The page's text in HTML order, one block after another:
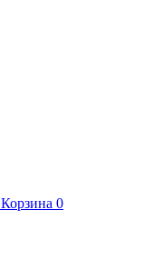
Корзина 0